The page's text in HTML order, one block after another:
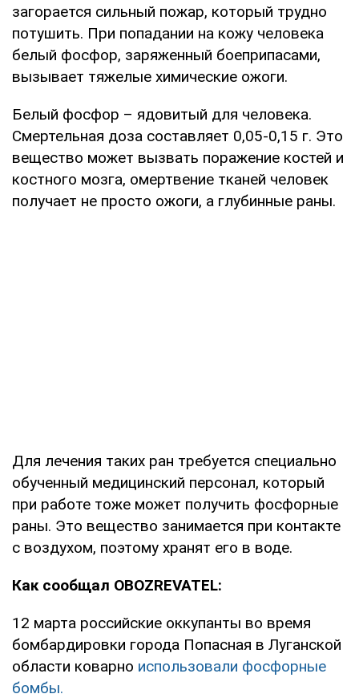
загорается сильный пожар, который трудно
потушить. При попадании на кожу человека
белый фосфор, заряженный боеприпасами,
вызывает тяжелые химические ожоги.
Белый фосфор – ядовитый для человека.
Смертельная доза составляет 0,05-0,15 г. Это
вещество может вызвать поражение костей и
костного мозга, омертвение тканей человек
получает не просто ожоги, а глубинные раны.
Для лечения таких ран требуется специально
обученный медицинский персонал, который
при работе тоже может получить фосфорные
раны. Это вещество занимается при контакте
с воздухом, поэтому хранят его в воде.
Как сообщал OBOZREVATEL:
12 марта российские оккупанты во время
бомбардировки города Попасная в Луганской
области коварно использовали фосфорные
бомбы.